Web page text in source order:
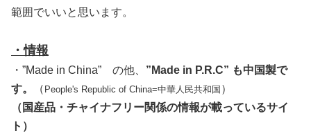
範囲でいいと思います。
・情報
・”Made in China” の他、 ”Made in P.R.C” も中国製で
す。
（ Peopl e's Republic of China=中華人民共和国 ）
（国産品・チャイナフリー関係の情報が載っているサイ
ト）